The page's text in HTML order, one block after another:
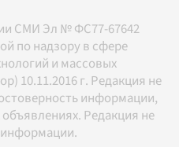
СМИ Эл № ФС77-67642
по надзору в сфере
и массовых
10.11.2016 г. Редакция не
информации,
Редакция не